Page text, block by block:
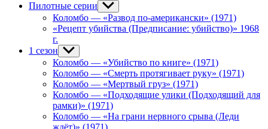
Пилотные серии Show
sub
menu
Коломбо — «Развод по-американски» (1971)
«Рецепт убийства (Предписание: убийство)» 1968
г.
1 сезон Show
sub
menu
Коломбо — «Убийство по книге» (1971)
Коломбо — «Смерть протягивает руку» (1971)
Коломбо — «Мертвый груз» (1971)
Коломбо — «Подходящие улики (Подходящий для
рамки)» (1971)
Коломбо — «На грани нервного срыва (Леди
ждёт)» (1971)